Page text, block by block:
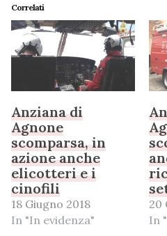
Correlati
Anziana di
Agnone
scomparsa, in
azione anche
elicotteri e i
cinofili
18 Giugno 2018
In "In evidenza"
20
In